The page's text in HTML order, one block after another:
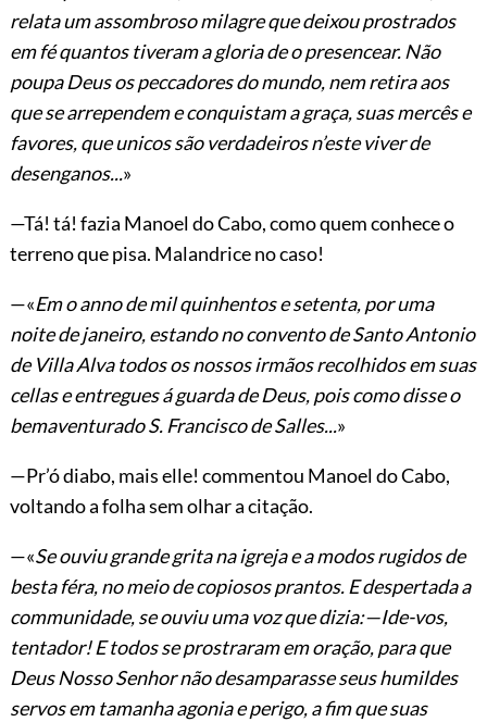
relata um assombroso milagre que deixou prostrados
em fé quantos tiveram a gloria de o presencear. Não
poupa Deus os peccadores do mundo, nem retira aos
que se arrependem e conquistam a graça, suas mercês e
favores, que unicos são verdadeiros n’este viver de
desenganos...»
—Tá! tá! fazia Manoel do Cabo, como quem conhece o
terreno que pisa. Malandrice no caso!
—«Em o anno de mil quinhentos e setenta, por uma
noite de janeiro, estando no convento de Santo Antonio
de Villa Alva todos os nossos irmãos recolhidos em suas
cellas e entregues á guarda de Deus, pois como disse o
bemaventurado S. Francisco de Salles...»
—Pr’ó diabo, mais elle! commentou Manoel do Cabo,
voltando a folha sem olhar a citação.
—«Se ouviu grande grita na igreja e a modos rugidos de
besta féra, no meio de copiosos prantos. E despertada a
communidade, se ouviu uma voz que dizia:—Ide-vos,
tentador! E todos se prostraram em oração, para que
Deus Nosso Senhor não desamparasse seus humildes
servos em tamanha agonia e perigo, a fim que suas